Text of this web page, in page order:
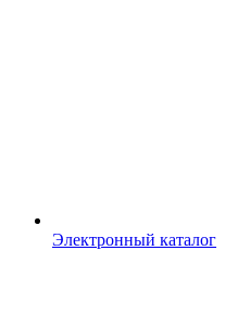
Электронный каталог